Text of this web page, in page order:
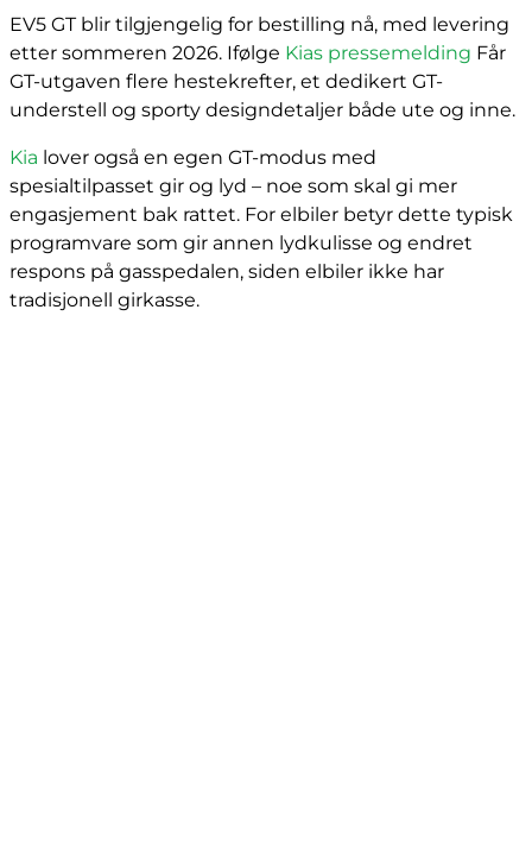
EV5 GT blir tilgjengelig for bestilling nå, med levering
etter sommeren 2026. Ifølge Kias pressemelding Får
GT-utgaven flere hestekrefter, et dedikert GT-
understell og sporty designdetaljer både ute og inne.
Kia lover også en egen GT-modus med
spesialtilpasset gir og lyd – noe som skal gi mer
engasjement bak rattet. For elbiler betyr dette typisk
programvare som gir annen lydkulisse og endret
respons på gasspedalen, siden elbiler ikke har
tradisjonell girkasse.